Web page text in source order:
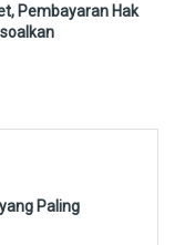
Pembayaran Hak
Paling